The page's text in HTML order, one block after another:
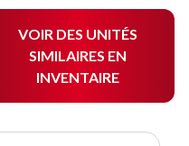
VOIR DES UNITÉS
SIMILAIRES EN
INVENTAIRE